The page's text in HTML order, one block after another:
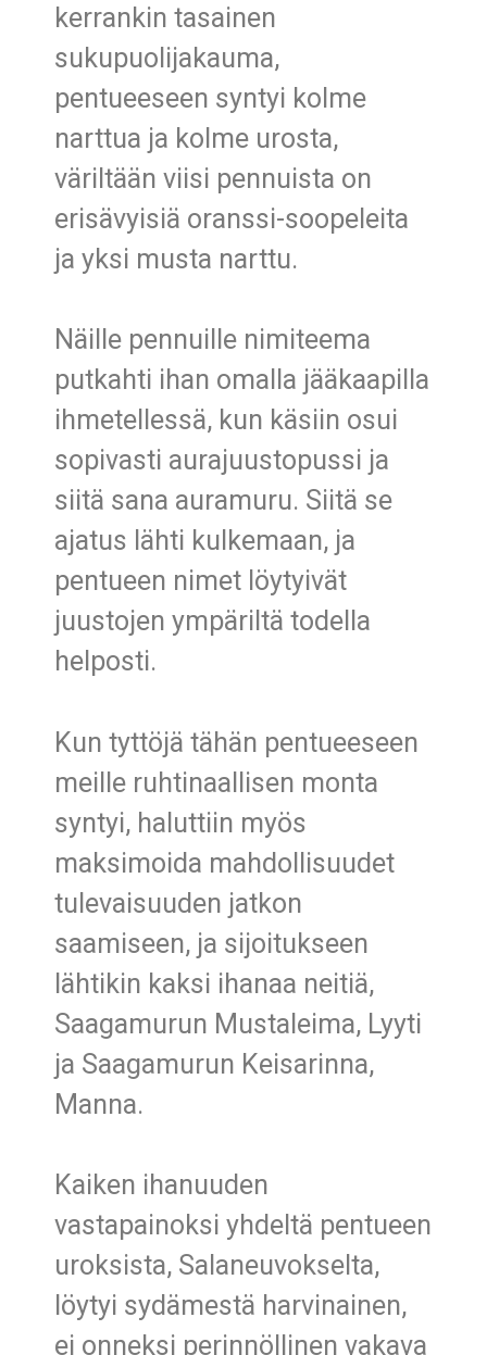
kerrankin tasainen
sukupuolijakauma,
pentueeseen syntyi kolme
narttua ja kolme urosta,
väriltään viisi pennuista on
erisävyisiä oranssi-soopeleita
ja yksi musta narttu.
Näille pennuille nimiteema
putkahti ihan omalla jääkaapilla
ihmetellessä, kun käsiin osui
sopivasti aurajuustopussi ja
siitä sana auramuru. Siitä se
ajatus lähti kulkemaan, ja
pentueen nimet löytyivät
juustojen ympäriltä todella
helposti.
Kun tyttöjä tähän pentueeseen
meille ruhtinaallisen monta
syntyi, haluttiin myös
maksimoida mahdollisuudet
tulevaisuuden jatkon
saamiseen, ja sijoitukseen
lähtikin kaksi ihanaa neitiä,
Saagamurun Mustaleima, Lyyti
ja Saagamurun Keisarinna,
Manna.
Kaiken ihanuuden
vastapainoksi yhdeltä pentueen
uroksista, Salaneuvokselta,
löytyi sydämestä harvinainen,
ei onneksi perinnöllinen vakava